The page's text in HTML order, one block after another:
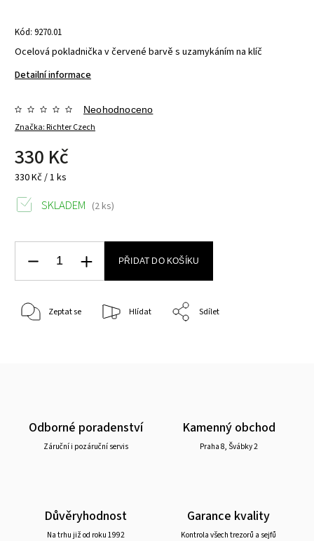
Kód: 9270.01
Ocelová pokladnička v červené barvě s uzamykáním na klíč
Detailní informace
Značka:Richter Czech
Neohodnoceno
330 Kč
330 Kč / 1 ks
SKLADEM (2 ks)
PŘIDAT DO KOŠÍKU
Zeptat se Hlídat Sdílet
Odborné poradenství
Záruční i pozáruční servis
Kamenný obchod
Praha 8, Švábky 2
Důvěryhodnost
Na trhu již od roku 1992
Garance kvality
Kontrola všech trezorů a sejfů